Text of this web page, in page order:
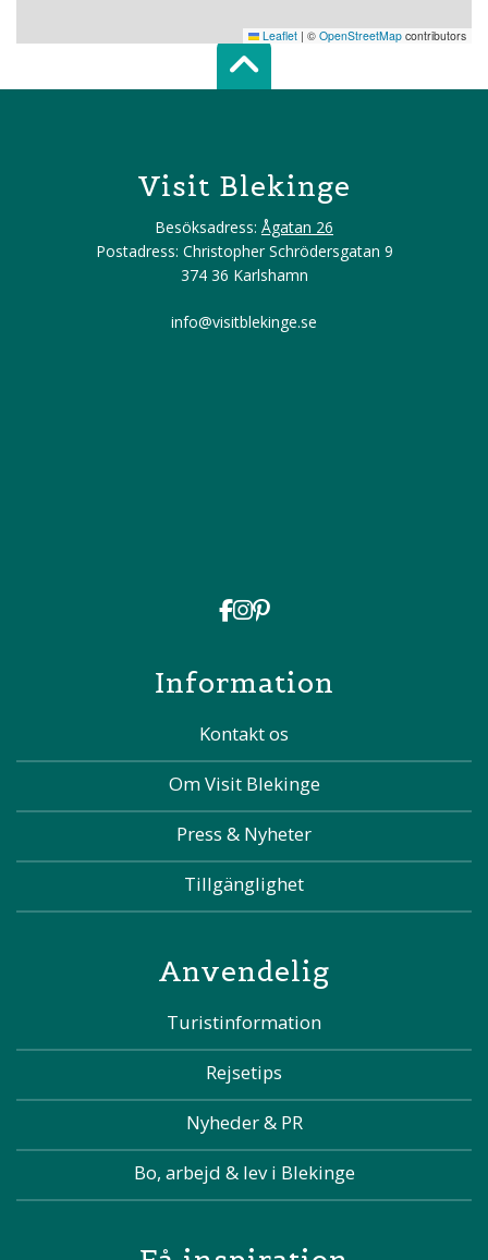
Leaflet | © OpenStreetMap contributors
Scroll top of
Visit Blekinge
Besöksadress: Ågatan 26
Postadress: Christopher Schrödersgatan 9
374 36 Karlshamn
info@visitblekinge.se
Information
Kontakt os
Om Visit Blekinge
Press & Nyheter
Tillgänglighet
Anvendelig
Turistinformation
Rejsetips
Nyheder & PR
Bo, arbejd & lev i Blekinge